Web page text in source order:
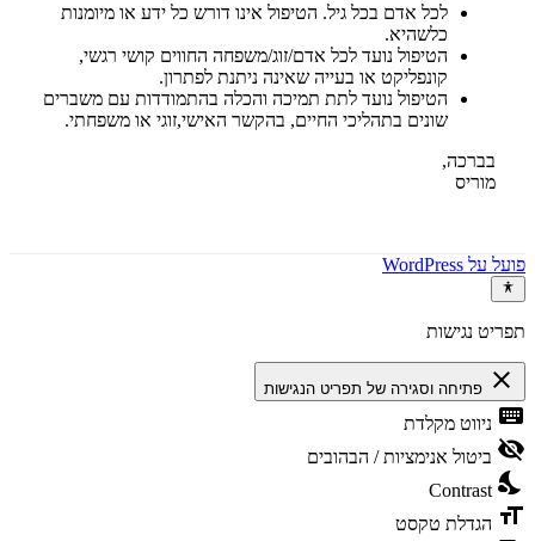
לכל אדם בכל גיל. הטיפול אינו דורש כל ידע או מיומנות
כלשהיא.
הטיפול נועד לכל אדם/זוג/משפחה החווים קושי רגשי,
קונפליקט או בעייה שאינה ניתנת לפתרון.
הטיפול נועד לתת תמיכה והכלה בהתמודדות עם משברים
שונים בתהליכי החיים, בהקשר האישי,זוגי או משפחתי.
בברכה,
מוריס
פועל על WordPress
תפריט נגישות
close פתיחה וסגירה של תפריט הנגישות
keyboard ניווט מקלדת
visibility_off ביטול אנימציות / הבהובים
nights_stay
Contrast
format_size הגדלת טקסט